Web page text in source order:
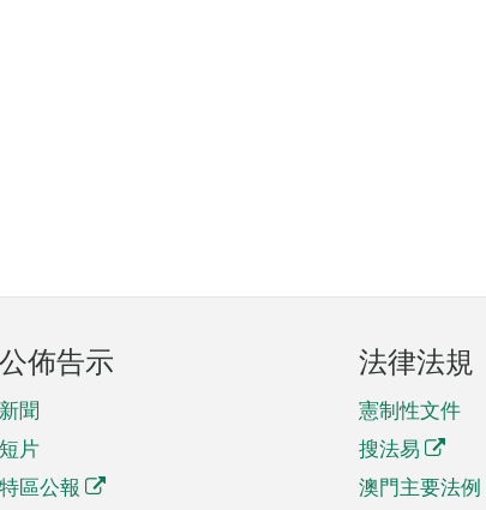
公佈告示
新聞
短片
特區公報
法律法規
憲制性文件
搜法易
澳門主要法例